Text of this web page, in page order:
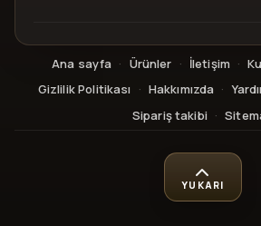
Ana sayfa · Ürünler · İletişim ·
Gizlilik Politikası
· Hakkımızda ·
Sipariş takibi ·
YUKARI